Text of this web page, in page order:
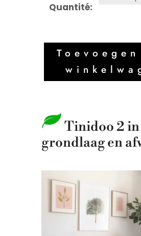
Quantité:
Tinidoo 2 in
grondlaag en